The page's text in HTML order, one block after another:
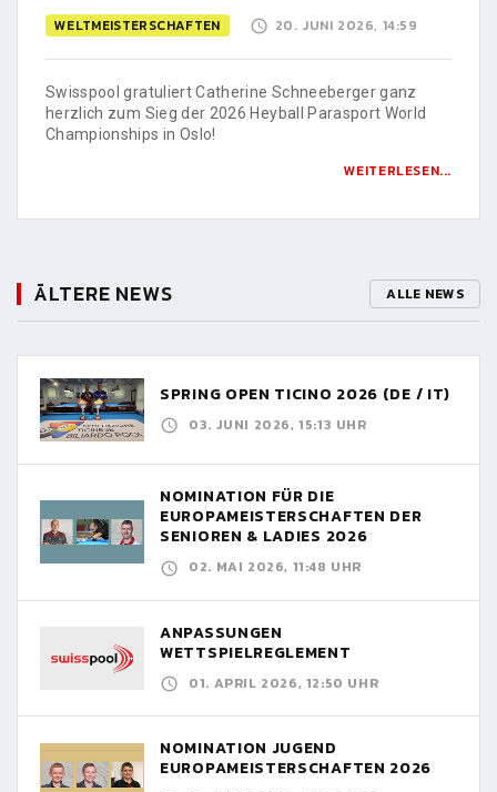
WELTMEISTERSCHAFTEN 20. JUNI 2026, 14:59
Swisspool gratuliert Catherine Schneeberger ganz
herzlich zum Sieg der 2026 Heyball Parasport World
Championships in Oslo!
WEITERLESEN...
ÄLTERE NEWS ALLE NEWS
SPRING OPEN TICINO 2026 (DE / IT)
03. JUNI 2026, 15:13 UHR
NOMINATION FÜR DIE
EUROPAMEISTERSCHAFTEN DER
SENIOREN & LADIES 2026
02. MAI 2026, 11:48 UHR
ANPASSUNGEN
WETTSPIELREGLEMENT
01. APRIL 2026, 12:50 UHR
NOMINATION JUGEND
EUROPAMEISTERSCHAFTEN 2026